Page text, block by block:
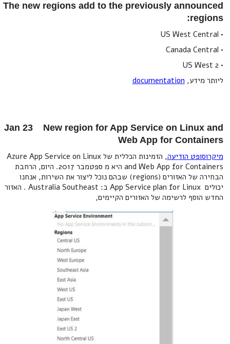
The new regions add to the previously announced
regions:
• US West Central
• Canada Central
• US West 2
ליותר מידע, documentation
Jan 23 New region for App Service on Linux and
Web App for Containers
מיקרוסופט הודיעה
, הזמינות הכללית של Azure App Service on Linux
and Web App for Containers היא מ ספטמבר 2017. היום, הרחבת
הבחירה של האזורים (regions) שבהם נוכל ליצור את השירות, אנחנו
יכולים App Service plan for Linux ב: Australia Southeast . האזור
החדש הוסף לרשימה של האזורים הקיימים,